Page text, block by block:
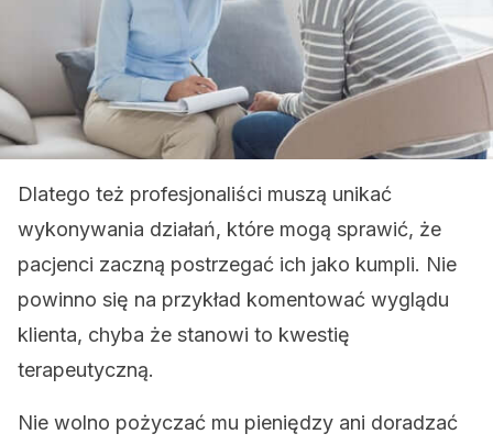
Dlatego też profesjonaliści muszą unikać
wykonywania działań, które mogą sprawić, że
pacjenci zaczną postrzegać ich jako kumpli. Nie
powinno się na przykład komentować wyglądu
klienta, chyba że stanowi to kwestię
terapeutyczną.
Nie wolno pożyczać mu pieniędzy ani doradzać